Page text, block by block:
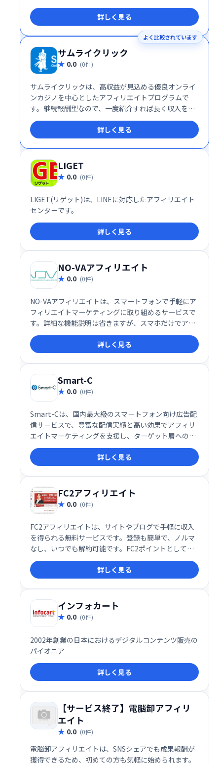
す。簡単に始められる上、DMMの幅広い商品ラインア
ップを活かして効率的な収益化が可能です。
詳しく見る
よく比較されています
サムライクリック
0.0 (0件)
サムライクリックは、高収益が見込める優良オンライ
ンカジノを中心としたアフィリエイトプログラムで
す。継続報酬型なので、一度紹介すれば長く収入を得
ることが可能です。Web収入を得たい方におすすめ
の、安定した収益モデルを提供します。
詳しく見る
LIGET
0.0 (0件)
LIGET(リゲット)は、LINEに対応したアフィリエイト
センターです。
詳しく見る
NO-VAアフィリエイト
0.0 (0件)
NO-VAアフィリエイトは、スマートフォンで手軽にア
フィリエイトマーケティングに取り組めるサービスで
す。詳細な機能説明は省きますが、スマホだけでアフ
ィリエイトを始めたい方におすすめです。
詳しく見る
Smart-C
0.0 (0件)
Smart-Cは、国内最大級のスマートフォン向け広告配
信サービスで、豊富な配信実績と高い効果でアフィリ
エイトマーケティングを支援し、ターゲット層への的
確な広告配信で売上向上を実現します。
詳しく見る
FC2アフィリエイト
0.0 (0件)
FC2アフィリエイトは、サイトやブログで手軽に収入
を得られる無料サービスです。登録も簡単で、ノルマ
なし、いつでも解約可能です。FC2ポイントとして利
用でき、高い還元率が魅力。アダルト広告の取り扱い
もあります。気軽に始められるアフィリエイトプログ
ラムをお探しの方に最適です。
詳しく見る
インフォカート
0.0 (0件)
2002年創業の日本におけるデジタルコンテンツ販売の
パイオニア
詳しく見る
【サービス終了】電脳卸アフィリ
エイト
0.0 (0件)
電脳卸アフィリエイトは、SNSシェアでも成果報酬が
獲得できるため、初めての方も気軽に始められます。